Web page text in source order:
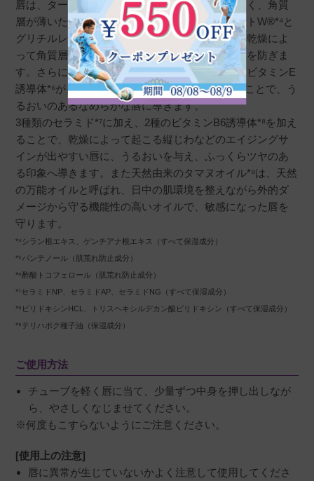
唇は、ターンオーバーの周期がお肌と比較して短く、角質
層が薄いため荒れやすくなってしまいます。ルートW®*⁴と
グリチルレチン酸ステアリルのシナジー効果が、乾燥によ
って角質層が薄く、炎症を起こしやすい唇の荒れを防ぎま
す。さらに、アラントイン、プロビタミンB5*⁵、ビタミンE
誘導体*⁶が、荒れを防ぎターンオーバーを整えることで、う
るおいのあるなめらかな唇に導きます。
3種類のセラミド*⁷に加え、2種のビタミンB6誘導体*⁸を加え
ることで、乾燥によって起こる縦じわなどのエイジングサ
インが出やすい唇に、うるおいを与え、ふっくらツヤのあ
る印象へ導きます。また天然由来のタマヌオイル*⁹は、天然
の万能オイルと呼ばれ、日中の肌環境を整えながら外的ダ
メージから守る機能性の高いオイルで、敏感になった唇を
守ります。
*⁴シラン根エキス、ゲンチアナ根エキス（すべて保湿成分）
*⁵パンテノール（肌荒れ防止成分）
*⁶酢酸トコフェロール（肌荒れ防止成分）
*⁷セラミドNP、セラミドAP、セラミドNG（すべて保湿成分）
*⁸ピリドキシンHCL、トリスヘキシルデカン酸ピリドキシン（すべて保湿成分）
*⁹テリハボク種子油（保湿成分）
ご使用方法
チューブを軽く唇に当て、少量ずつ中身を押し出しなが
ら、やさしくなじませてください。
※何度もこすらないようにご注意ください。
[使用上の注意]
唇に異常が生じていないかよく注意して使用してくださ